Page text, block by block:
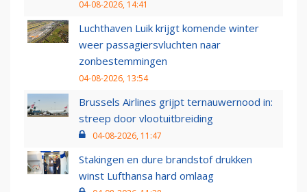
04-08-2026, 14:41
Luchthaven Luik krijgt komende winter
weer passagiersvluchten naar
zonbestemmingen
04-08-2026, 13:54
Brussels Airlines grijpt ternauwernood in:
streep door vlootuitbreiding
04-08-2026, 11:47
Stakingen en dure brandstof drukken
winst Lufthansa hard omlaag